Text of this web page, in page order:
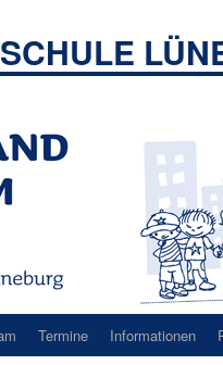
Termine Informationen